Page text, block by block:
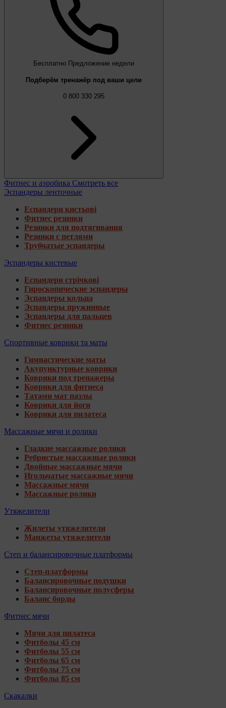
Бесплатно Предложение недели
Подберём тренажёр под ваши цели
0 800 330 295
Фитнес и аэробика Смотреть все
Эспандеры ленточные
Еспандери кистьові
Фитнес резинки
Резинки для подтягивания
Резинки с петлями
Трубчатые эспандеры
Эспандеры кистевые
Еспандери стрічкові
Гироскопические эспандеры
Эспандеры кольца
Эспандеры пружинные
Эспандеры для пальцев
Фитнес резинки
Спортивные коврики та маты
Гимнастические маты
Акупунктурные коврики
Коврики под тренажеры
Коврики для фитнеса
Татами мат пазлы
Коврики для йоги
Коврики для пилатеса
Массажные мячи и ролики
Гладкие массажные ролики
Ребристые массажные ролики
Двойные массажные мячи
Игольчатые массажные мячи
Массажные мячи
Массажные ролики
Утяжелители
Жилеты утяжелители
Манжеты утяжелители
Степ и балансировочные платформы
Степ-платформы
Балансировочные подушки
Балансировочные полусферы
Баланс борды
Фитнес мячи
Мячи для пилатеса
Фитболы 45 см
Фитболы 55 см
Фитболы 65 см
Фитболы 75 см
Фитболы 85 см
Скакалки